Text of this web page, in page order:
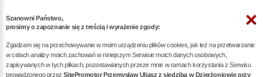
ARTYKUŁY
Pozycjonowanie dla kancelarii notarialnych -
skuteczna promocja w internecie
Szanowni Państwo,
prosimy o zapoznanie się z treścią i wyrażenie zgody:
Zgadzam się na przechowywanie w moim urządzeniu plików cookies, jak też na przetwarzanie
w celach analizy moich zachowań w niniejszym Serwisie moich danych osobowych,
zapisywanych w tych plikach, pozostawianych przeze mnie w ramach korzystania z Serwisu
prowadzonego przezSitePromotor Przemysław Uliasz z siedzibą w Dzierżoniowie przy